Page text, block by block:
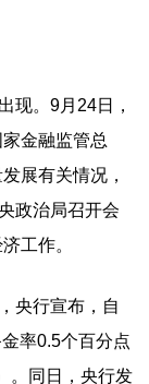
。9月24日，
金融监管总
展有关情况，
政治局召开会
工作。
央行宣布，自
率0.5个百分点
。同日，央行发